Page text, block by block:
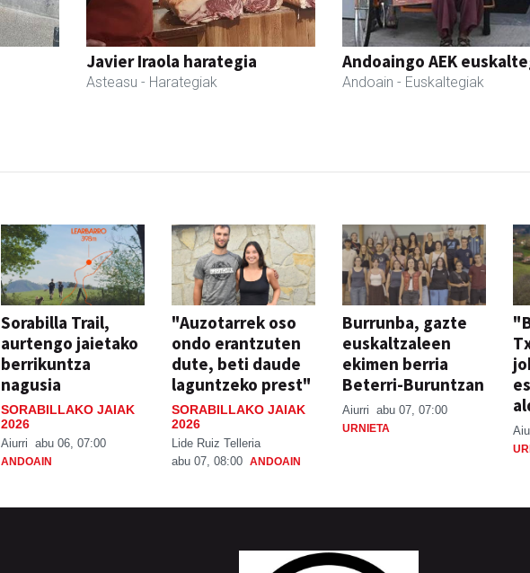
Javier Iraola harategia
Asteasu - Harategiak
Andoaingo AEK
Andoain - Euskaltegiak
Sorabilla Trail,
aurtengo jaietako
berrikuntza
nagusia
SORABILLAKO JAIAK
2026
Aiurri abu 06, 07:00
ANDOAIN
"Auzotarrek oso
ondo erantzuten
dute, beti daude
laguntzeko prest"
SORABILLAKO JAIAK
2026
Lide Ruiz Telleria
abu 07, 08:00 ANDOAIN
Burrunba, gazte
euskaltzaleen
ekimen berria
Beterri-Buruntzan
Aiurri abu 07, 07:00
URNIETA